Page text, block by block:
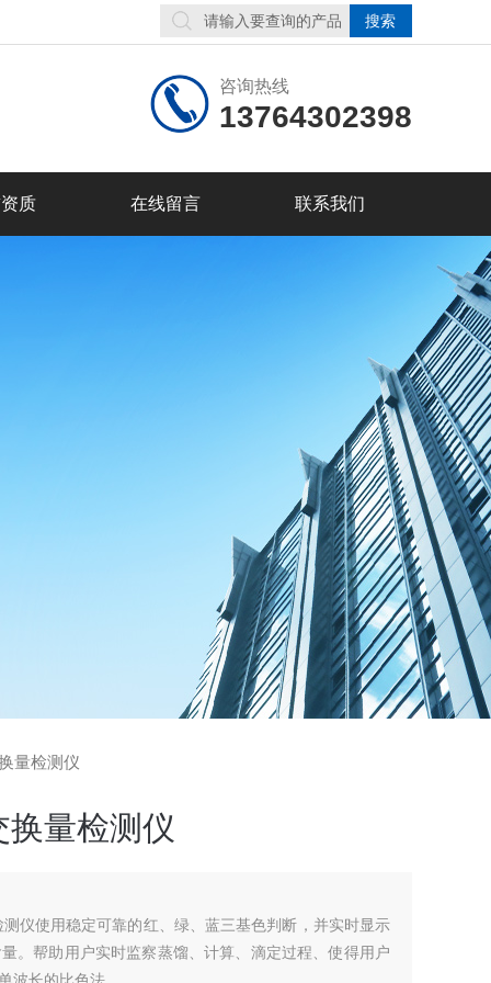
咨询热线
13764302398
质 在线留言 联系我们
量检测仪
量检测仪
仪使用稳定可靠的红、绿、蓝三基色判断，并实时显示
。帮助用户实时监察蒸馏、计算、滴定过程、使得用户